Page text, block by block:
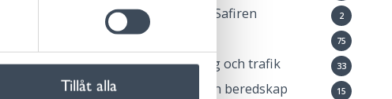
Tillåt alla
Öppna förskolan Safiren 2
Pressmeddelande 75
Samhällsplanering och trafik 33
Samhällsskydd och beredskap 15